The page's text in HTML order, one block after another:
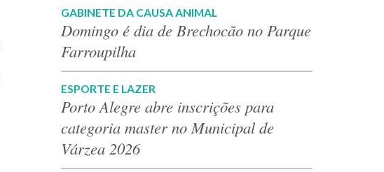
GABINETE DA CAUSA ANIMAL
Domingo é dia de Brechocão no Parque
Farroupilha
ESPORTE E LAZER
Porto Alegre abre inscrições para
categoria master no Municipal de
Várzea 2026